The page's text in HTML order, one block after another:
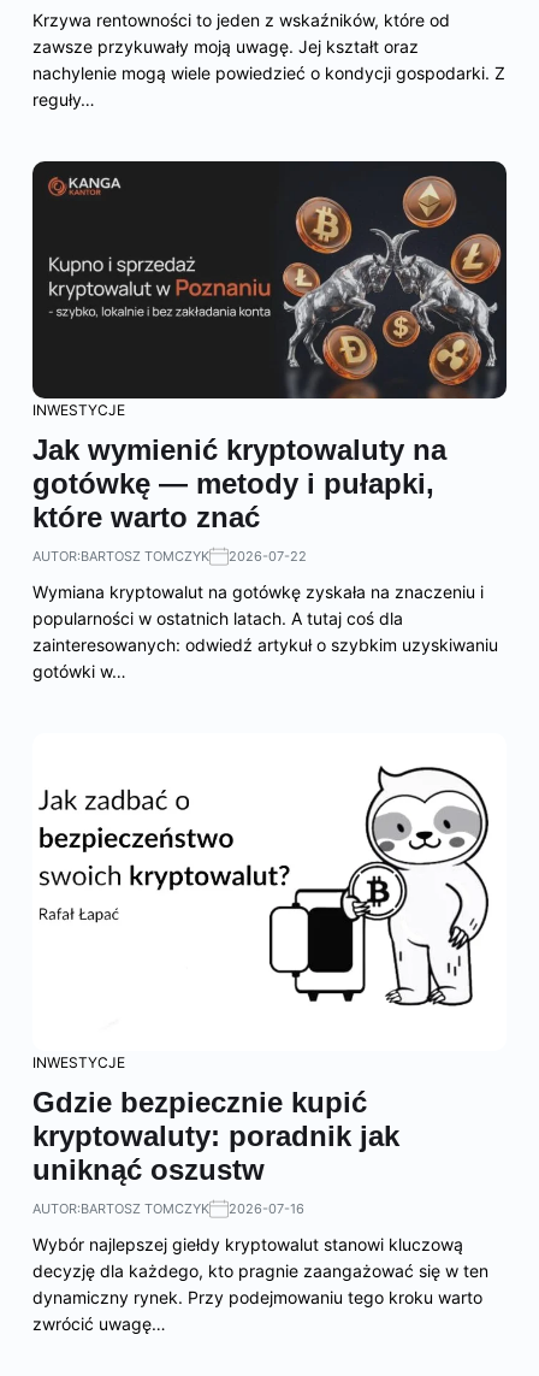
Krzywa rentowności to jeden z wskaźników, które od
zawsze przykuwały moją uwagę. Jej kształt oraz
nachylenie mogą wiele powiedzieć o kondycji gospodarki. Z
reguły…
INWESTYCJE
Jak wymienić kryptowaluty na
gotówkę — metody i pułapki,
które warto znać
AUTOR:BARTOSZ TOMCZYK 2026-07-22
Wymiana kryptowalut na gotówkę zyskała na znaczeniu i
popularności w ostatnich latach. A tutaj coś dla
zainteresowanych: odwiedź artykuł o szybkim uzyskiwaniu
gotówki w…
INWESTYCJE
Gdzie bezpiecznie kupić
kryptowaluty: poradnik jak
uniknąć oszustw
AUTOR:BARTOSZ TOMCZYK 2026-07-16
Wybór najlepszej giełdy kryptowalut stanowi kluczową
decyzję dla każdego, kto pragnie zaangażować się w ten
dynamiczny rynek. Przy podejmowaniu tego kroku warto
zwrócić uwagę…